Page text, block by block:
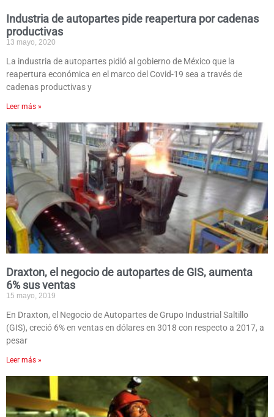
Industria de autopartes pide reapertura por cadenas
productivas
13 mayo, 2020
La industria de autopartes pidió al gobierno de México que la
reapertura económica en el marco del Covid-19 sea a través de
cadenas productivas y
Leer más »
Draxton, el negocio de autopartes de GIS, aumenta
6% sus ventas
15 mayo, 2019
En Draxton, el Negocio de Autopartes de Grupo Industrial Saltillo
(GIS), creció 6% en ventas en dólares en 3018 con respecto a 2017, a
pesar
Leer más »